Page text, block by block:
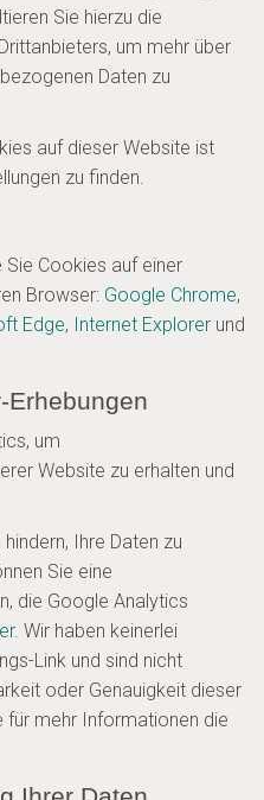
Sie hierzu die
um mehr über
Daten zu
auf dieser Website ist
zu finden.
Sie Cookies auf einer
Browser: Google Chrome,
Edge, Internet Explorer und
Erhebungen
um
Website zu erhalten und
Ihre Daten zu
Sie eine
die Google Analytics
. Wir haben keinerlei
Link und sind nicht
oder Genauigkeit dieser
für mehr Informationen die